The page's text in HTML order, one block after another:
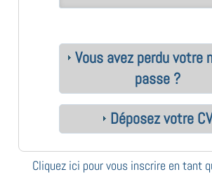
Vous avez perdu votre
passe ?
Déposez votre CV
Cliquez ici pour vous inscrire en tant